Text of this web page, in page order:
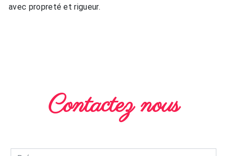
avec propreté et rigueur.
Contactez nous